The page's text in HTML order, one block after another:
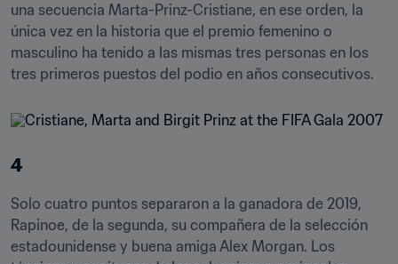
una secuencia Marta-Prinz-Cristiane, en ese orden, la
única vez en la historia que el premio femenino o
masculino ha tenido a las mismas tres personas en los
tres primeros puestos del podio en años consecutivos.
4
Solo cuatro puntos separaron a la ganadora de 2019,
Rapinoe, de la segunda, su compañera de la selección
estadounidense y buena amiga Alex Morgan. Los